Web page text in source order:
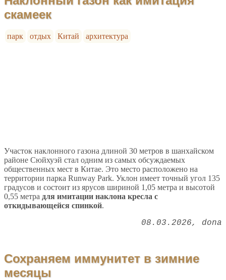
скамеек
парк отдых Китай архитектура
Участок наклонного газона длиной 30 метров в шанхайском
районе Сюйхуэй стал одним из самых обсуждаемых
общественных мест в Китае. Это место расположено на
территории парка Runway Park. Уклон имеет точный угол 135
градусов и состоит из ярусов шириной 1,05 метра и высотой
0,55 метра для имитации наклона кресла с
откидывающейся спинкой.
08.03.2026 dona
Сохраняем иммунитет в зимние
месяцы